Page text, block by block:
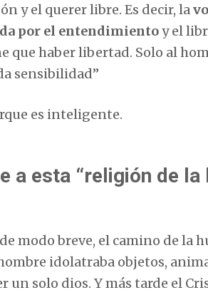
y el querer libre. Es decir, la
por el entendimientoy el
haber libertad. Solo al
sensibilidad”
es inteligente.
a esta “religión de la
modo breve, el camino de la
idolatraba objetos,
un solo dios. Y más tarde el